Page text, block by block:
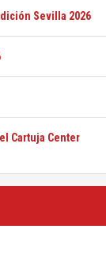
Sevilla 2026
Cartuja Center